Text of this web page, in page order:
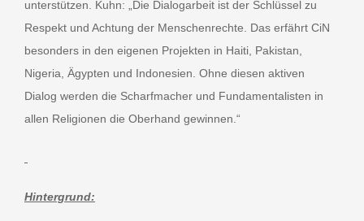
unterstützen. Kuhn: „Die Dialogarbeit ist der Schlüssel zu
Respekt und Achtung der Menschenrechte. Das erfährt CiN
besonders in den eigenen Projekten in Haiti, Pakistan,
Nigeria, Ägypten und Indonesien. Ohne diesen aktiven
Dialog werden die Scharfmacher und Fundamentalisten in
allen Religionen die Oberhand gewinnen.“
Hintergrund: